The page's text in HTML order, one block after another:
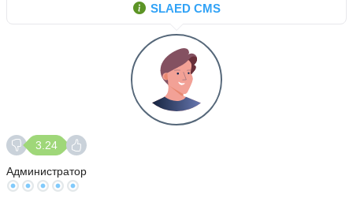
SLAED CMS
3.24
Администратор